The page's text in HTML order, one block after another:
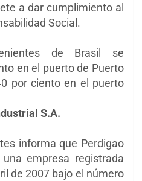
a dar cumplimiento al
Social.
de Brasil se
en el puerto de Puerto
por ciento en el puerto
S.A.
informa que Perdigao
empresa registrada
de 2007 bajo el número